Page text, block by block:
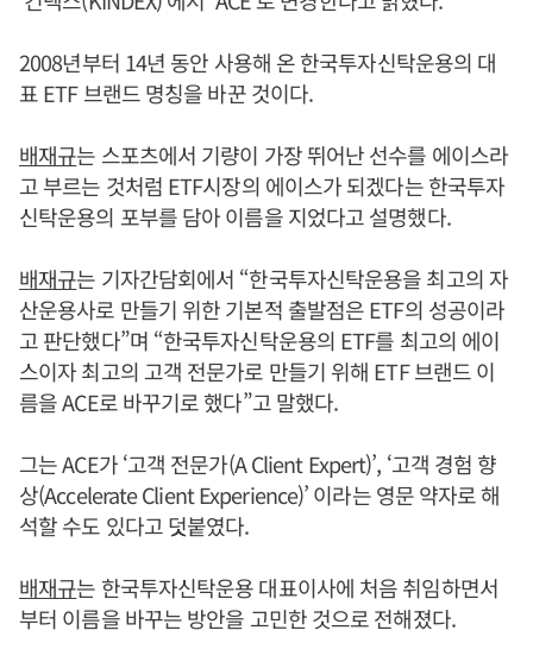
2008년부터 14년 동안 사용해 온 한국투자신탁운용의 대
표 ETF 브랜드 명칭을 바꾼 것이다.
배재규는 스포츠에서 기량이 가장 뛰어난 선수를 에이스라
고 부르는 것처럼 ETF시장의 에이스가 되겠다는 한국투자
신탁운용의 포부를 담아 이름을 지었다고 설명했다.
배재규는 기자간담회에서 “한국투자신탁운용을 최고의 자
산운용사로 만들기 위한 기본적 출발점은 ETF의 성공이라
고 판단했다”며 “한국투자신탁운용의 ETF를 최고의 에이
스이자 최고의 고객 전문가로 만들기 위해 ETF 브랜드 이
름을 ACE로 바꾸기로 했다”고 말했다.
그는 ACE가 ‘고객 전문가(A Client Expert)’, ‘고객 경험 향
상(Accelerate Client Experience)’ 이라는 영문 약자로 해
석할 수도 있다고 덧붙였다.
배재규는 한국투자신탁운용 대표이사에 처음 취임하면서
부터 이름을 바꾸는 방안을 고민한 것으로 전해졌다.